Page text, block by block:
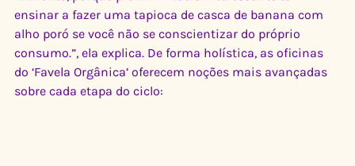
ensinar a fazer uma tapioca de casca de banana com
alho poró se você não se conscientizar do próprio
consumo.”, ela explica. De forma holística, as oficinas
do ‘Favela Orgânica’ oferecem noções mais avançadas
sobre cada etapa do ciclo: